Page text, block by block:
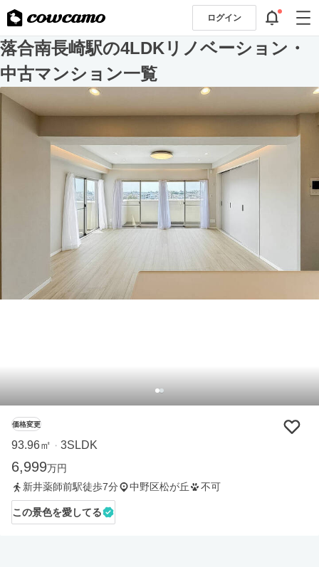
ログイン
落合南長崎駅の4LDKリノベーション・
中古マンション一覧
価格変更
93.96㎡ ・ 3SLDK
6,999万円
新井薬師前駅徒歩7分
中野区松が丘 不可
この景色を愛してる